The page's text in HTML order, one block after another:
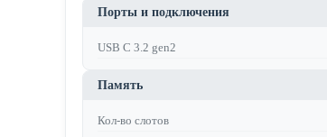
Порты и подключения
USB C 3.2 gen2
Память
Кол-во слотов